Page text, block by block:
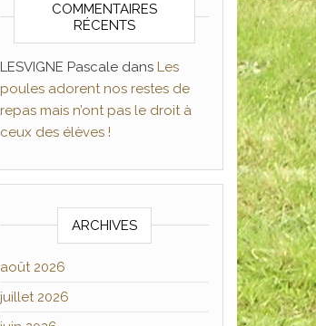
COMMENTAIRES
RÉCENTS
LESVIGNE Pascaledans Les
poules adorent nos restes de
repas mais n’ont pas le droit à
ceux des élèves !
ARCHIVES
août 2026
juillet 2026